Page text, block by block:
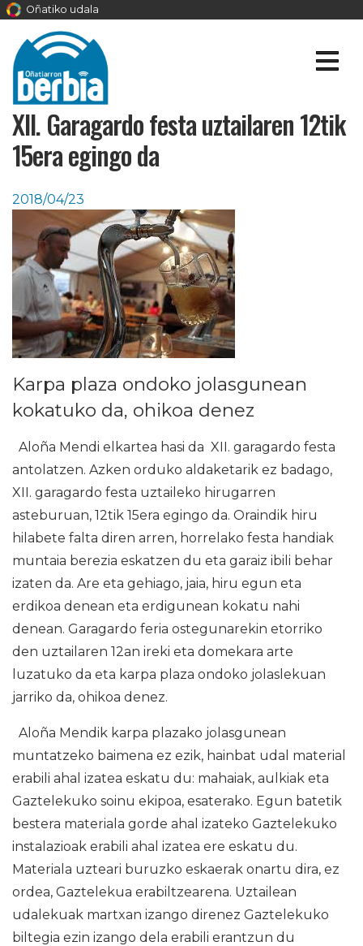
Oñatiko udala
XII. Garagardo festa uztailaren 12tik
15era egingo da
2018/04/23
Karpa plaza ondoko jolasgunean
kokatuko da, ohikoa denez
Aloña Mendi elkartea hasi da XII. garagardo festa
antolatzen. Azken orduko aldaketarik ez badago,
XII. garagardo festa uztaileko hirugarren
asteburuan, 12tik 15era egingo da. Oraindik hiru
hilabete falta diren arren, horrelako festa handiak
muntaia berezia eskatzen du eta garaiz ibili behar
izaten da. Are eta gehiago, jaia, hiru egun eta
erdikoa denean eta erdigunean kokatu nahi
denean. Garagardo feria ostegunarekin etorriko
den uztailaren 12an ireki eta domekara arte
luzatuko da eta karpa plaza ondoko jolaslekuan
jarriko da, ohikoa denez.
Aloña Mendik karpa plazako jolasgunean
muntatzeko baimena ez ezik, hainbat udal material
erabili ahal izatea eskatu du: mahaiak, aulkiak eta
Gaztelekuko soinu ekipoa, esaterako. Egun batetik
bestera materiala gorde ahal izateko Gaztelekuko
instalazioak erabili ahal izatea ere eskatu du.
Materiala uzteari buruzko eskaerak onartu dira, ez
ordea, Gaztelekua erabiltzearena. Uztailean
udalekuak martxan izango direnez Gaztelekuko
biltegia ezin izango dela erabili erantzun du